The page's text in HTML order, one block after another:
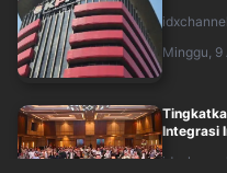
idxchannel
Minggu,
Integrasi
idxchannel